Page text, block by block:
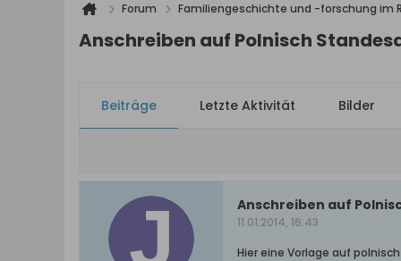
Forum Familiengeschichte und -forschung im
Anschreiben auf Polnisch
Beiträge Letzte Aktivität Bilder
Anschreiben auf
11.01.2014, 16:43
Hier eine Vorlage auf